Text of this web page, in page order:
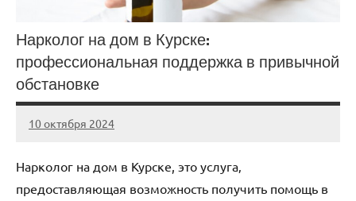
Нарколог на дом в Курске:
профессиональная поддержка в привычной
обстановке
10 октября 2024
Avtor
Нет
Нарколог на дом в Курске, это услуга‚
предоставляющая возможность получить помощь в